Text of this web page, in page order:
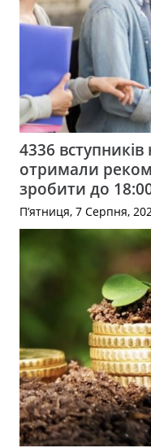
4336
отримали
зробити до
П’ятниця, 7 Серпня,